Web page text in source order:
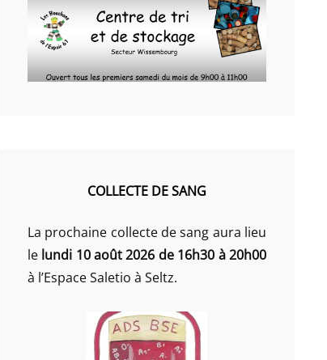
COLLECTE DE SANG
La prochaine collecte de sang aura lieu
le lundi 10 août 2026 de 16h30 à 20h00
à l’Espace Saletio à Seltz.